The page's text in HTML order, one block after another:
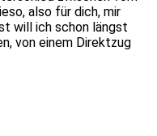
also für dich, mir
will ich schon längst
von einem Direktzug